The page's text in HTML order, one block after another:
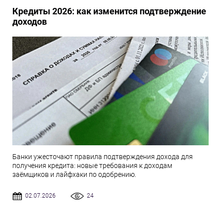
Кредиты 2026: как изменится подтверждение
доходов
Банки ужесточают правила подтверждения дохода для
получения кредита: новые требования к доходам
заёмщиков и лайфхаки по одобрению.
02.07.2026 24